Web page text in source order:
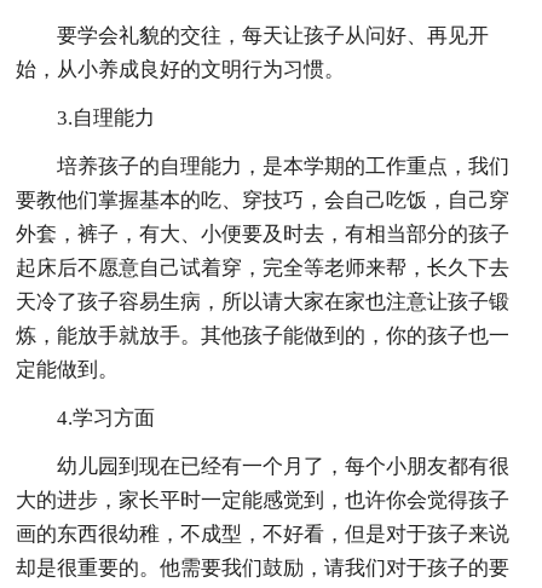
要学会礼貌的交往，每天让孩子从问好、再见开
始，从小养成良好的文明行为习惯。
3.自理能力
培养孩子的自理能力，是本学期的工作重点，我们
要教他们掌握基本的吃、穿技巧，会自己吃饭，自己穿
外套，裤子，有大、小便要及时去，有相当部分的孩子
起床后不愿意自己试着穿，完全等老师来帮，长久下去
天冷了孩子容易生病，所以请大家在家也注意让孩子锻
炼，能放手就放手。其他孩子能做到的，你的孩子也一
定能做到。
4.学习方面
幼儿园到现在已经有一个月了，每个小朋友都有很
大的进步，家长平时一定能感觉到，也许你会觉得孩子
画的东西很幼稚，不成型，不好看，但是对于孩子来说
却是很重要的。他需要我们鼓励，请我们对于孩子的要